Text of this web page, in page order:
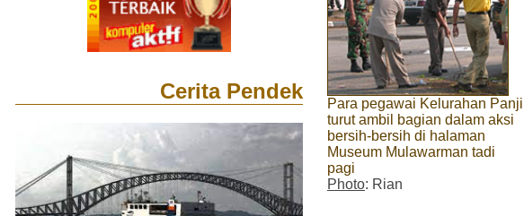
Cerita Pendek
Para pegawai Kelurahan Panji
turut ambil bagian dalam aksi
bersih-bersih di halaman
Museum Mulawarman tadi
pagi
Photo: Rian